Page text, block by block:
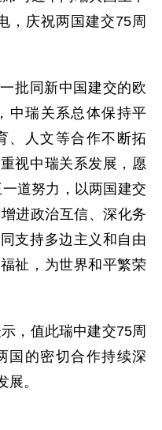
，庆祝两国建交75周
批同新中国建交的欧
中瑞关系总体保持平
、人文等合作不断拓
视中瑞关系发展，愿
道努力，以两国建交
进政治互信、深化务
支持多边主义和自由
祉，为世界和平繁荣
，值此瑞中建交75周
国的密切合作持续深
。